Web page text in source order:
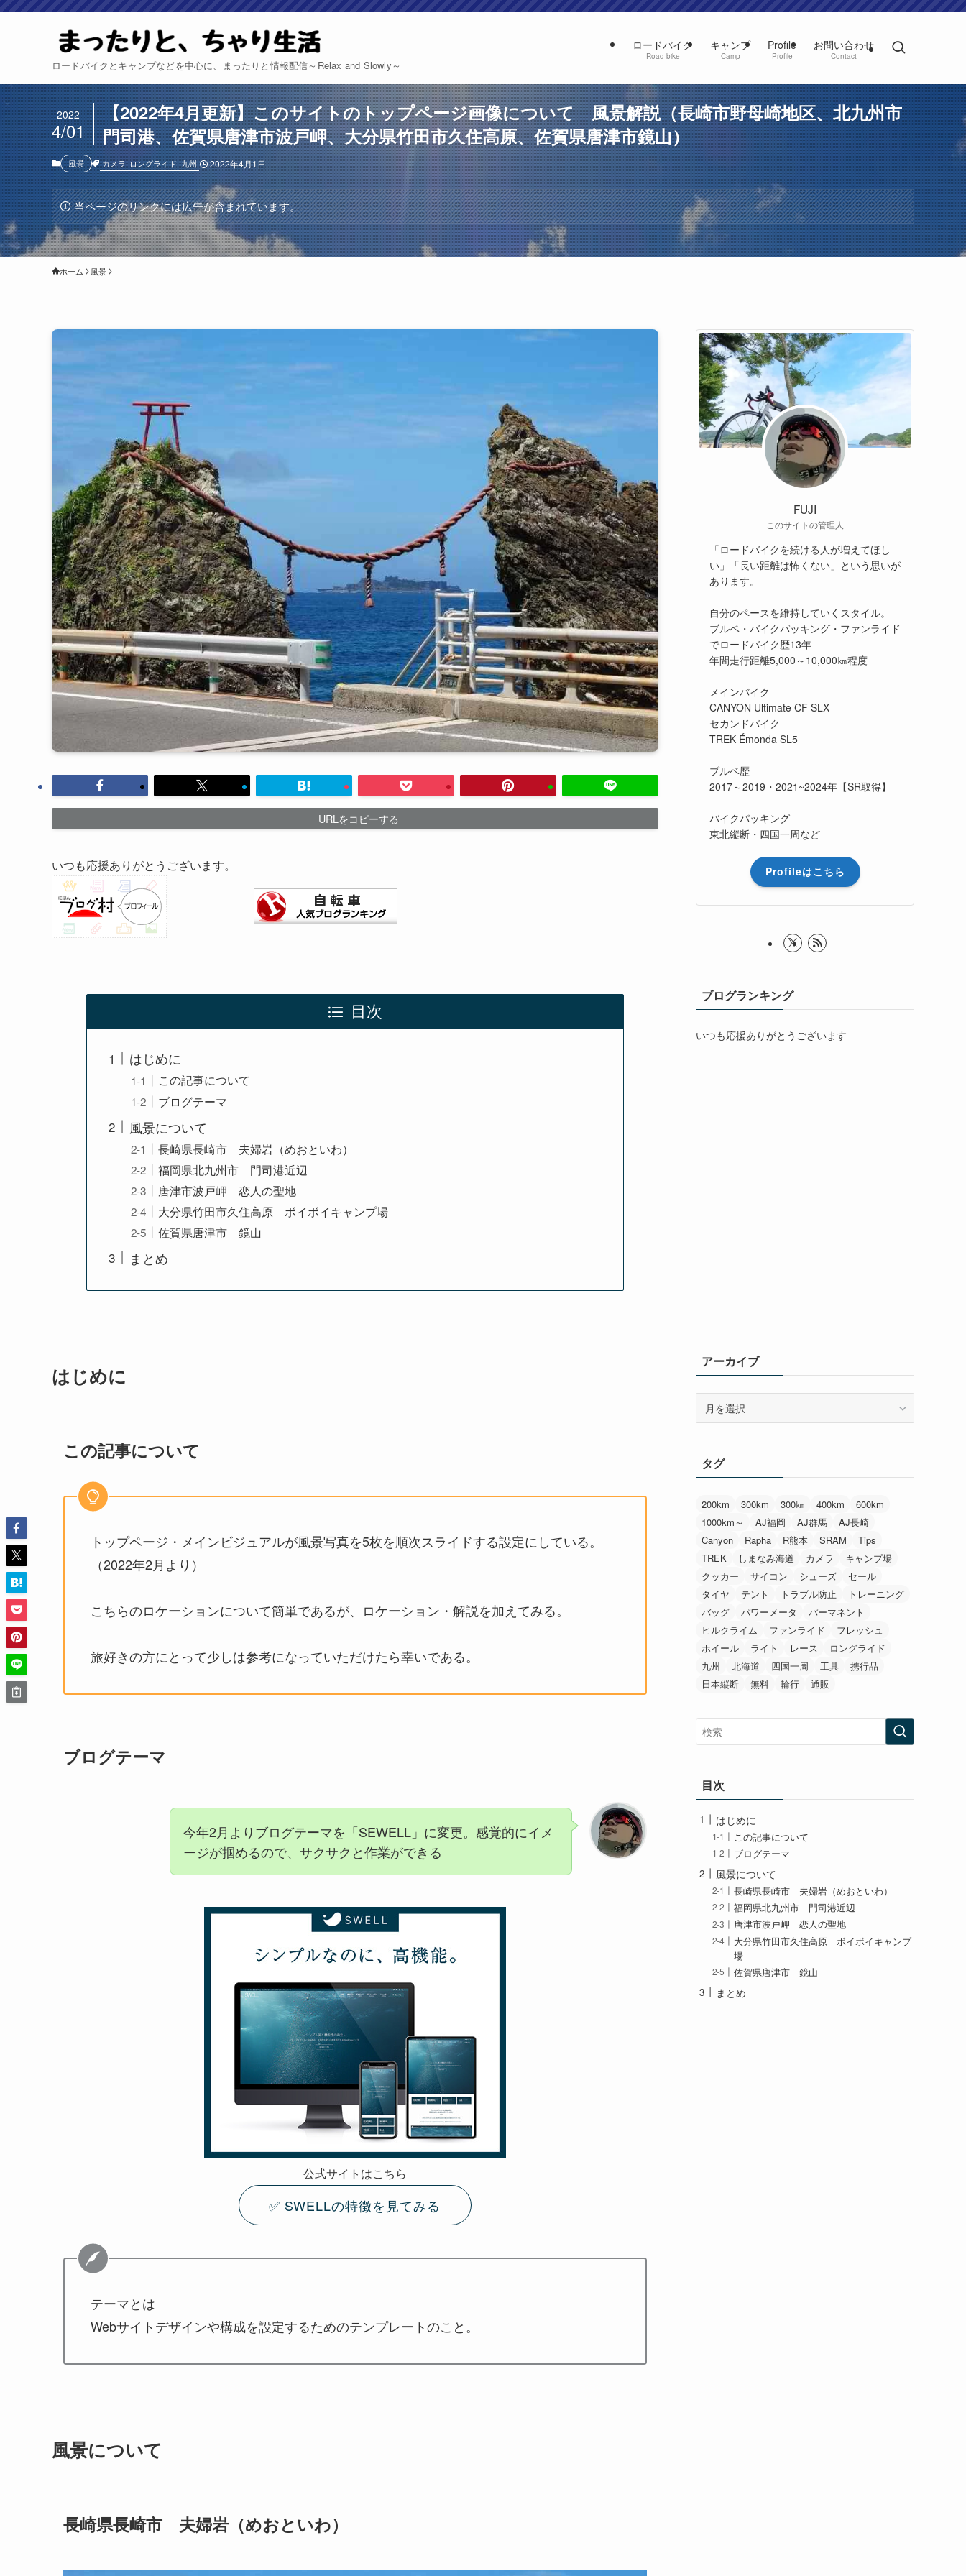
ロードバイクとキャンプなどを中心に、まったりと情報配信～Relax and Slowly～
ロードバイク
Road bike
キャンプ
Camp
Profile
Profile
お問い合わせ
Contact
【2022年4月更新】このサイトのトップページ画像について 風景解説（長崎市野母崎地区、北九州市
門司港、佐賀県唐津市波戸岬、大分県竹田市久住高原、佐賀県唐津市鏡山）
2022
4/01
風景 カメラ ロングライド 九州 2022年4月1日
当ページのリンクには広告が含まれています。
ホーム 風景
URLをコピーする
いつも応援ありがとうございます。
目次
はじめに
この記事について
ブログテーマ
風景について
長崎県長崎市 夫婦岩（めおといわ）
福岡県北九州市 門司港近辺
唐津市波戸岬 恋人の聖地
大分県竹田市久住高原 ボイボイキャンプ場
佐賀県唐津市 鏡山
まとめ
はじめに
この記事について
トップページ・メインビジュアルが風景写真を5枚を順次スライドする設定にしている。
（2022年2月より）
こちらのロケーションについて簡単であるが、ロケーション・解説を加えてみる。
旅好きの方にとって少しは参考になっていただけたら幸いである。
ブログテーマ
今年2月よりブログテーマを「SEWELL」に変更。感覚的にイメ
ージが掴めるので、サクサクと作業ができる
公式サイトはこちら
✅ SWELLの特徴を見てみる
テーマとは
Webサイトデザインや構成を設定するためのテンプレートのこと。
風景について
長崎県長崎市 夫婦岩（めおといわ）
FUJI
このサイトの管理人
「ロードバイクを続ける人が増えてほし
い」「長い距離は怖くない」という思いが
あります。
自分のペースを維持していくスタイル。
ブルベ・バイクパッキング・ファンライド
でロードバイク歴13年
年間走行距離5,000～10,000㎞程度
メインバイク
CANYON Ultimate CF SLX
セカンドバイク
TREK Émonda SL5
ブルベ歴
2017～2019・2021~2024年【SR取得】
バイクパッキング
東北縦断・四国一周など
Profileはこちら
ブログランキング
いつも応援ありがとうございます
アーカイブ
ブタグ
200km 300km 300㎞ 400km
600km
1000km～
AJ福岡 AJ群馬
AJ長崎
Canyon
Rapha R熊本 SRAM
Tips
TREK
しまなみ海道 カメラ
キャンプ場
クッカー
サイコン シューズ
セール
タイヤ
テント トラブル防止
トレーニング
バッグ
パワーメータ
パーマネント
ヒルクライム
ファンライド
フレッシュ
ホイール
ライト レース
ロングライド
九州
北海道 四国一周 工具
携行品
日本縦断
無料 輪行 通販
目次
はじめに
この記事について
ブログテーマ
風景について
長崎県長崎市 夫婦岩（めおといわ）
福岡県北九州市 門司港近辺
唐津市波戸岬 恋人の聖地
大分県竹田市久住高原 ボイボイキャンプ
場
佐賀県唐津市 鏡山
まとめ